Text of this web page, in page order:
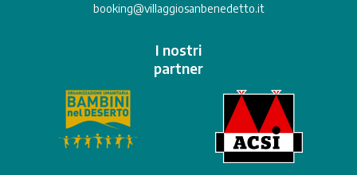
booking@villaggiosanbenedetto.it
I nostri
partner